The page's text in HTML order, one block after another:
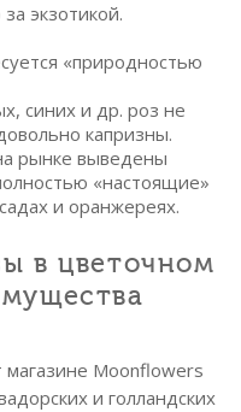
экзотикой.
«природностью
синих и др. роз не
капризны.
рынке выведены
«настоящие»
и оранжереях.
в цветочном
Moonflowers
и голландских